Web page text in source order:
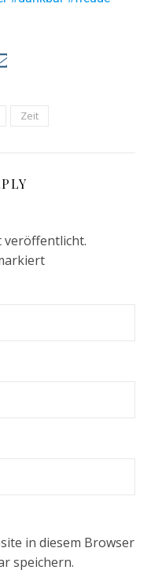
Zeit
veröffentlicht.
in diesem Browser
speichern.